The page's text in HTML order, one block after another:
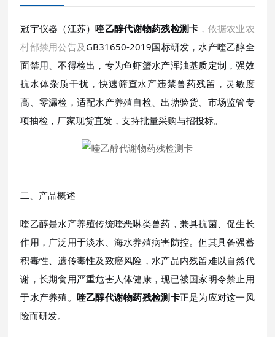
冠宇仪器（江苏）喹乙醇代谢物药残检测卡 ，依据农业农
村部禁用公告及 GB31650-2019国标研发，水产喹乙醇全
面禁用、不得检出，专为鱼虾蟹水产浑浊基质定制，强效
抗水体杂质干扰，快速筛查水产违禁兽药残留，灵敏度
高、零漏检，适配水产养殖自检、出塘验货、市场监管专
项抽检，厂家现货直发，支持批量采购与招投标。
二、产品概述
喹乙醇是水产养殖传统喹恶啉类兽药，兼具抗菌、促生长
作用，广泛用于淡水、海水养殖病害防控。但其具备强蓄
积毒性、遗传毒性及致癌风险，水产品内残留难以自然代
谢，长期食用严重危害人体健康，现已被国家明令禁止用
于水产养殖。 喹乙醇代谢物药残检测卡正是为应对这一风
险而研发。